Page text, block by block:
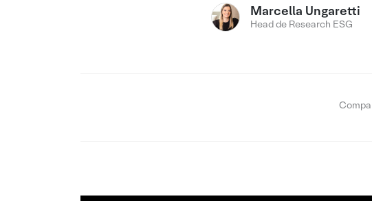
Marcella Ungaretti
Head de Research ESG